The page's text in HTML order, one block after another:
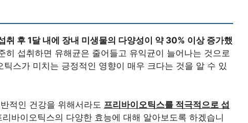
취 후 1달 내에 장내 미생물의 다양성이 약 30% 이상 증가했
히 섭취하면 유해균은 줄어들고 유익균이 늘어나는 것으로
스가 미치는 긍정적인 영향이 매우 크다는 것을 알 수 있
적인 건강을 위해서라도 프리바이오틱스를 적극적으로 섭
바이오틱스의 다양한 효능에 대해 알아보도록 하겠습니